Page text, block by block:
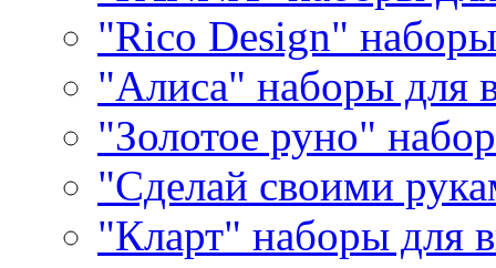
"Rico Design"
"Алиса" наборы для
"Золотое руно"
"Сделай своими
"Кларт" наборы для